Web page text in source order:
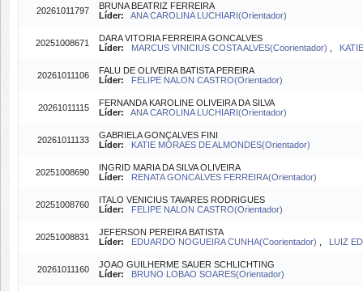
20261011797
BRUNA BEATRIZ FERREIRA
Líder:
ANA CAROLINA LUCHIARI(Orientador)
20251008671
DARA VITORIA FERREIRA GONCALVES
Líder:
MARCUS VINICIUS COSTA ALVES(Coorientador)
20261011106
FALU DE OLIVEIRA BATISTA PEREIRA
Líder:
FELIPE NALON CASTRO(Orientador)
20261011115
FERNANDA KAROLINE OLIVEIRA DA SILVA
Líder:
ANA CAROLINA LUCHIARI(Orientador)
20261011133
GABRIELA GONÇALVES FINI
Líder:
KATIE MORAES DE ALMONDES(Orientador)
20251008690
INGRID MARIA DA SILVA OLIVEIRA
Líder:
RENATA GONCALVES FERREIRA(Orientador)
20251008760
ITALO VENICIUS TAVARES RODRIGUES
Líder:
FELIPE NALON CASTRO(Orientador)
20251008831
JEFERSON PEREIRA BATISTA
Líder:
EDUARDO NOGUEIRA CUNHA(Coorientador) LUIZ
20261011160
JOAO GUILHERME SAUER SCHLICHTING
Líder:
BRUNO LOBAO SOARES(Orientador)